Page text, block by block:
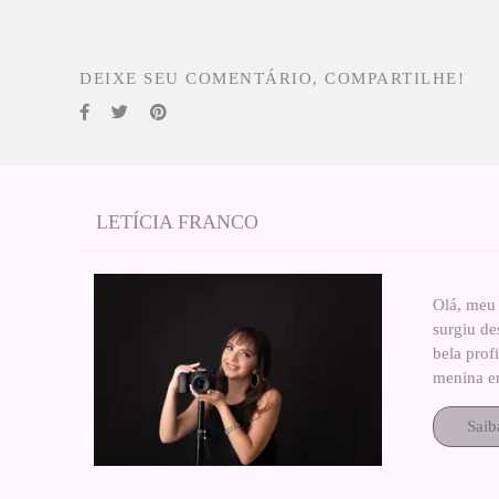
DEIXE SEU COMENTÁRIO, COMPARTILHE!
LETÍCIA FRANCO
Olá,
surgiu
bela
menina